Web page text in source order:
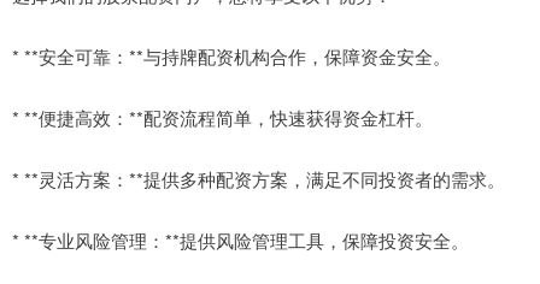
* **安全可靠：**与持牌配资机构合作，保障资金安全。
* **便捷高效：**配资流程简单，快速获得资金杠杆。
* **灵活方案：**提供多种配资方案，满足不同投资者的需求。
* **专业风险管理：**提供风险管理工具，保障投资安全。